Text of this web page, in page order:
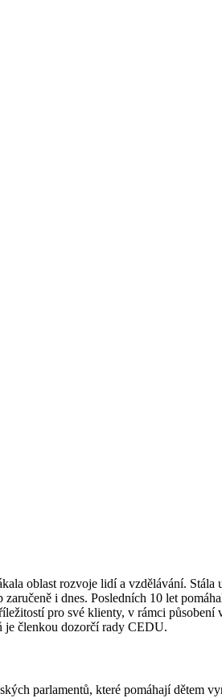
oblast rozvoje lidí a vzdělávání.
i dnes. Posledních 10 let
pro své klienty, v rámci
je členkou dozorčí rady CEDU.
parlamentů, které pomáhají dětem